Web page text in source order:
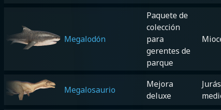
Megalodón
Paquete de
colección
para
gerentes de
parque
Megalosaurio
Mejora
deluxe